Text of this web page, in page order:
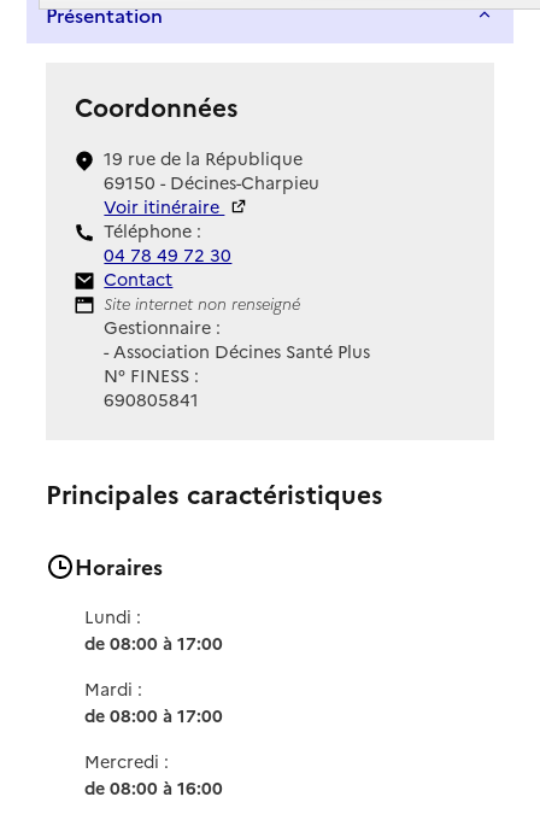
Présentation
Coordonnées
19 rue de la République
69150 - Décines-Charpieu
Voir itinéraire
Téléphone :
04 78 49 72 30
Contact
Contact
Site Internet
Site internet non renseigné
Gestionnaire :
- Association Décines Santé Plus
N° FINESS :
690805841
Principales caractéristiques
Horaires
Lundi :
de 08:00 à 17:00
Mardi :
de 08:00 à 17:00
Mercredi :
de 08:00 à 16:00